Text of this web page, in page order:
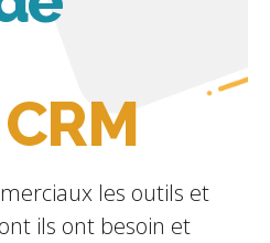
les outils et
ils ont besoin et